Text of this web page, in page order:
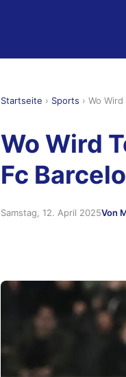
Startseite › Sports › Wo
Wo Wird
Fc
Samstag, 12. April 2025Von